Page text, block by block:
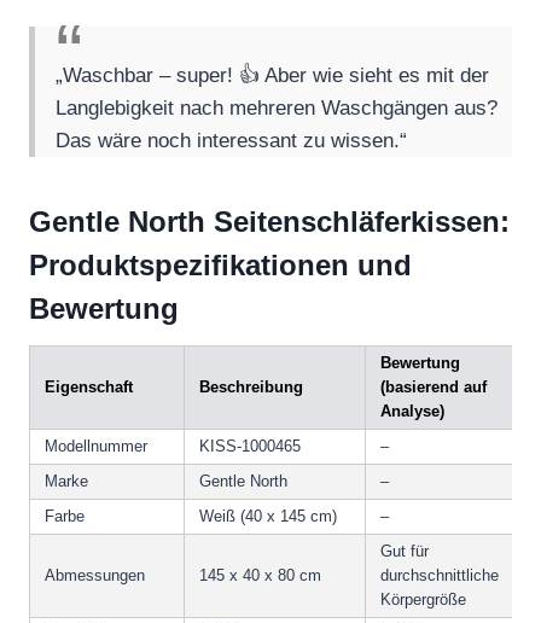
„Waschbar – super! 👍 Aber wie sieht es mit der
Langlebigkeit nach mehreren Waschgängen aus?
Das wäre noch interessant zu wissen.“
Gentle North Seitenschläferkissen:
Produktspezifikationen und
Bewertung
Eigenschaft Beschreibung
Bewertung
(basierend auf
Analyse)
Modellnummer
KISS-1000465
–
Marke
Gentle North
–
Farbe
Weiß (40 x 145 cm) –
Abmessungen 145 x 40 x 80 cm
Gut für
durchschnittliche
Körpergröße